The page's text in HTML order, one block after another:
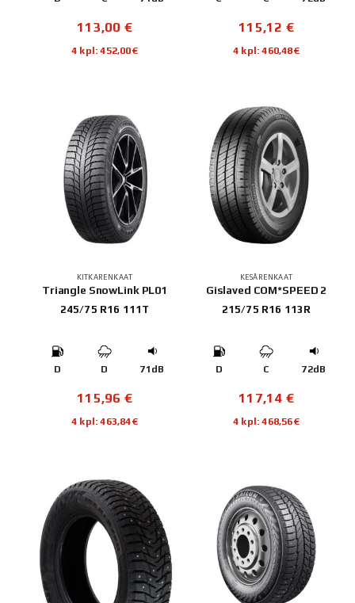
113,00 €
4 kpl: 452,00€
115,12 €
4 kpl: 460,48€
KITKARENKAAT
Triangle SnowLink PL01
245/75 R16 111T
D D 71dB
115,96 €
4 kpl: 463,84€
KESÄRENKAAT
Gislaved COM*SPEED 2
215/75 R16 113R
D C 72dB
117,14 €
4 kpl: 468,56€